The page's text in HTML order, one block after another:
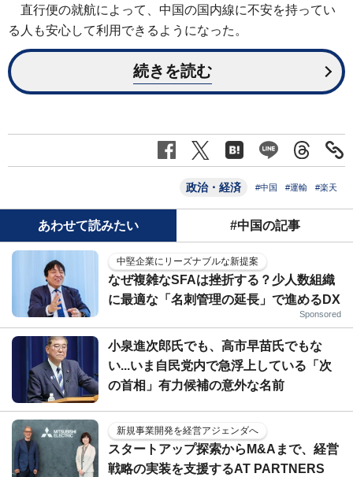
直行便の就航によって、中国の国内線に不安を持ってい
る人も安心して利用できるようになった。
続きを読む
政治・経済 #中国 #運輸 #楽天
あわせて読みたい #中国の記事
中堅企業にリーズナブルな新提案
なぜ複雑なSFAは挫折する？少人数組織
に最適な「名刺管理の延長」で進めるDX
Sponsored
小泉進次郎氏でも、高市早苗氏でもな
い...いま自民党内で急浮上している「次
の首相」有力候補の意外な名前
新規事業開発を経営アジェンダへ
スタートアップ探索からM&Aまで、経営
戦略の実装を支援するAT PARTNERS